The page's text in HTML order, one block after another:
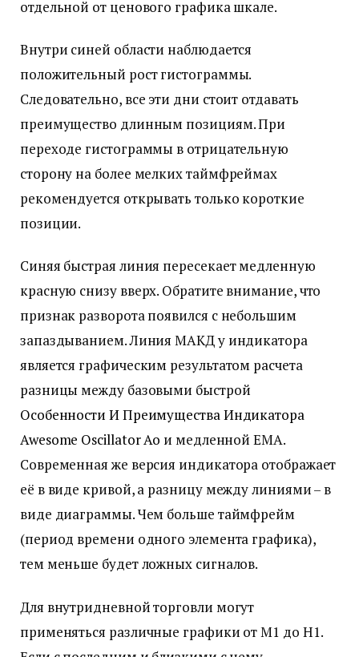
отдельной от ценового графика шкале.
Внутри синей области наблюдается
положительный рост гистограммы.
Следовательно, все эти дни стоит отдавать
преимущество длинным позициям. При
переходе гистограммы в отрицательную
сторону на более мелких таймфреймах
рекомендуется открывать только короткие
позиции.
Синяя быстрая линия пересекает медленную
красную снизу вверх. Обратите внимание, что
признак разворота появился с небольшим
запаздыванием. Линия МАКД у индикатора
является графическим результатом расчета
разницы между базовыми быстрой
Особенности И Преимущества Индикатора
Awesome Oscillator Ао и медленной EMA.
Современная же версия индикатора отображает
её в виде кривой, а разницу между линиями – в
виде диаграммы. Чем больше таймфрейм
(период времени одного элемента графика),
тем меньше будет ложных сигналов.
Для внутридневной торговли могут
применяться различные графики от M1 до H1.